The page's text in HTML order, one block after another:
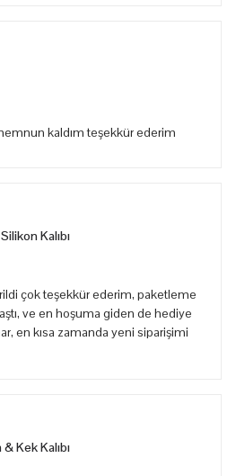
kaldım teşekkür ederim
Kalıbı
çok teşekkür ederim, paketleme
ve en hoşuma giden de hediye
en kısa zamanda yeni siparişimi
Kek Kalıbı